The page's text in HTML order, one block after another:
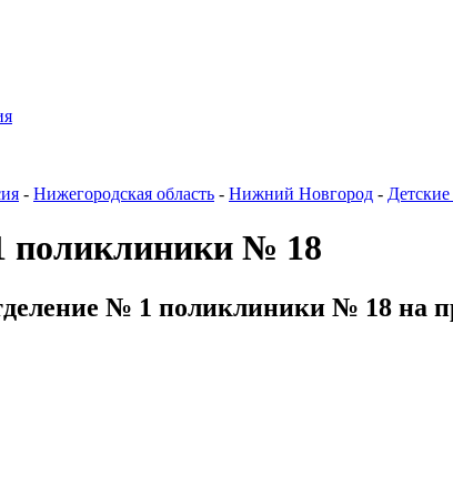
- Нижегородская область - Нижний Новгород -
поликлиники № 18
№ 1 поликлиники № 18 на